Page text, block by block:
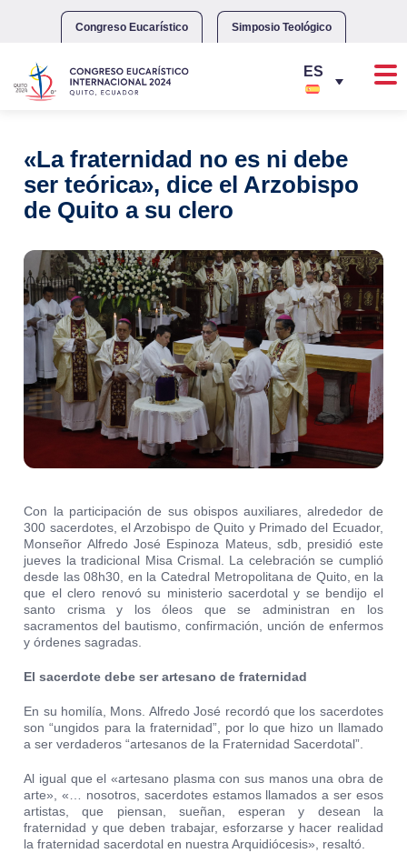
Congreso Eucarístico Simposio Teológico
«La fraternidad no es ni debe
ser teórica», dice el Arzobispo
de Quito a su clero
Con la participación de sus obispos auxiliares, alrededor de
300 sacerdotes, el Arzobispo de Quito y Primado del Ecuador,
Monseñor Alfredo José Espinoza Mateus, sdb, presidió este
jueves la tradicional Misa Crismal. La celebración se cumplió
desde las 08h30, en la Catedral Metropolitana de Quito, en la
que el clero renovó su ministerio sacerdotal y se bendijo el
santo crisma y los óleos que se administran en los
sacramentos del bautismo, confirmación, unción de enfermos
y órdenes sagradas.
El sacerdote debe ser artesano de fraternidad
En su homilía, Mons. Alfredo José recordó que los sacerdotes
son “ungidos para la fraternidad”, por lo que hizo un llamado
a ser verdaderos “artesanos de la Fraternidad Sacerdotal”.
Al igual que el «artesano plasma con sus manos una obra de
arte», «… nosotros, sacerdotes estamos llamados a ser esos
artistas, que piensan, sueñan, esperan y desean la
fraternidad y que deben trabajar, esforzarse y hacer realidad
la fraternidad sacerdotal en nuestra Arquidiócesis», resaltó.